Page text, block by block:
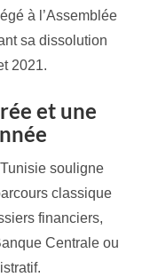
à l’Assemblée
sa dissolution
2021.
et une
souligne
classique
financiers,
Centrale ou